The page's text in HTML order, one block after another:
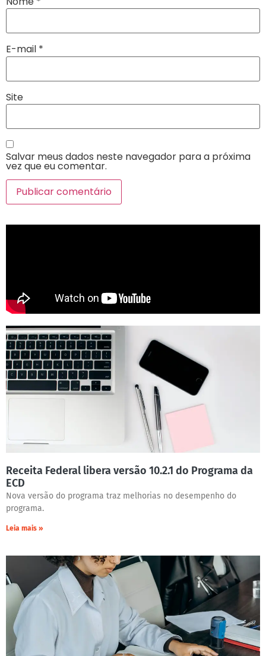
E-mail *
Site
Salvar meus dados neste navegador para a próxima
vez que eu comentar.
Receita Federal libera versão 10.2.1 do Programa da
ECD
Nova versão do programa traz melhorias no desempenho do
programa.
Leia mais »